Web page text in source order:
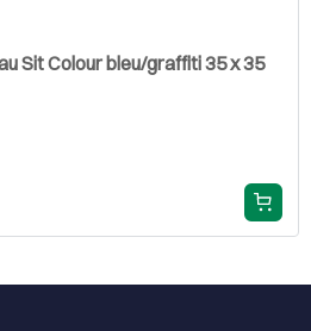
Sit Colour bleu/graffiti 35 x 35